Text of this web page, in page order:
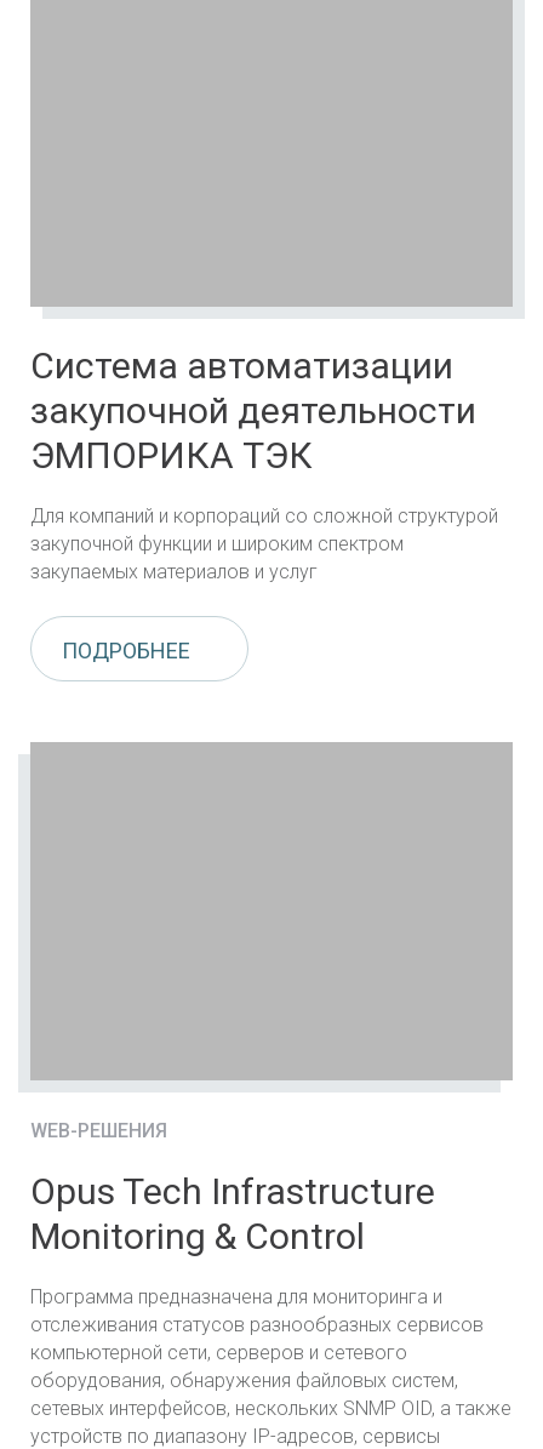
Система автоматизации
закупочной деятельности
ЭМПОРИКА ТЭК
Для компаний и корпораций со сложной структурой
закупочной функции и широким спектром
закупаемых материалов и услуг
ПОДРОБНЕЕ
WEB-РЕШЕНИЯ
Opus Tech Infrastructure
Monitoring & Control
Программа предназначена для мониторинга и
отслеживания статусов разнообразных сервисов
компьютерной сети, серверов и сетевого
оборудования, обнаружения файловых систем,
сетевых интерфейсов, нескольких SNMP OID, а также
устройств по диапазону IP-адресов, сервисы